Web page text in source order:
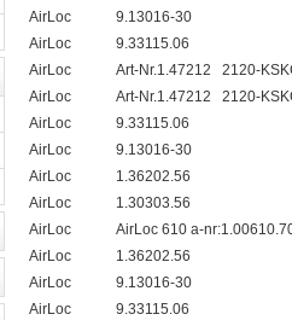
AirLoc
9.13016-30
AirLoc
9.33115.06
AirLoc
Art-Nr.1.47212
2120-
AirLoc
Art-Nr.1.47212
2120-
AirLoc
9.33115.06
AirLoc
9.13016-30
AirLoc
1.36202.56
AirLoc
1.30303.56
AirLoc
AirLoc 610 a-
AirLoc
1.36202.56
AirLoc
9.13016-30
AirLoc
9.33115.06